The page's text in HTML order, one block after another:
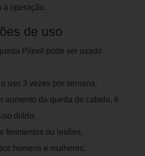
a operação.
de uso
Pilexil pode ser usado
uso 3 vezes por semana.
aumento da queda de cabelo, é
diário.
ferimentos ou lesões.
homens e mulheres.